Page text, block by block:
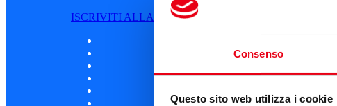
Consenso
Questo sito web utilizza i cookie
ISCRIVITI ALLA NEWSLETTER